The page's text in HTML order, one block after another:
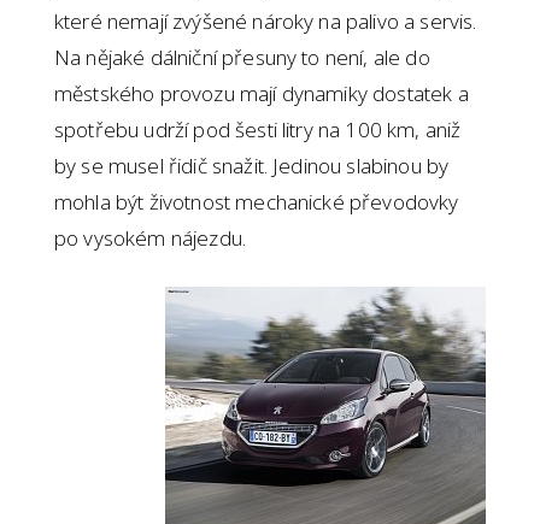
které nemají zvýšené nároky na palivo a servis.
Na nějaké dálniční přesuny to není, ale do
městského provozu mají dynamiky dostatek a
spotřebu udrží pod šesti litry na 100 km, aniž
by se musel řidič snažit. Jedinou slabinou by
mohla být životnost mechanické převodovky
po vysokém nájezdu.